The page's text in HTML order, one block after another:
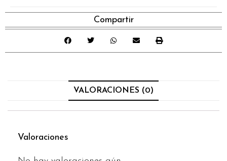
Compartir
VALORACIONES (0)
Valoraciones